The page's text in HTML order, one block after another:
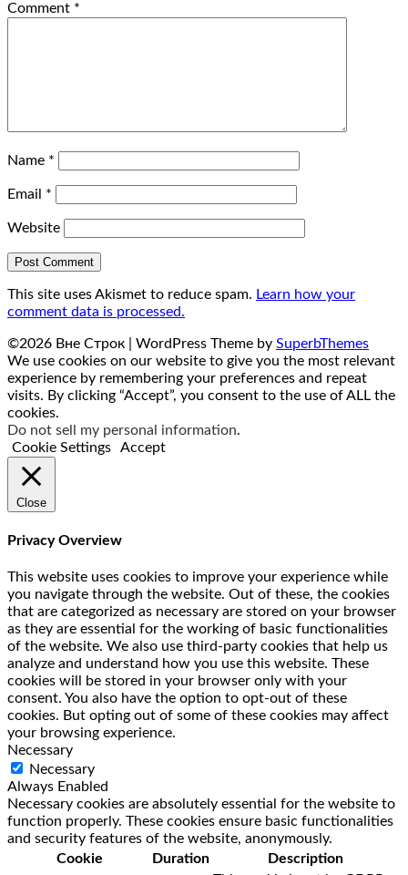
Comment *
Name *
Email *
Website
This site uses Akismet to reduce spam. Learn how your
comment data is processed.
©2026 Вне Строк | WordPress Theme by SuperbThemes
We use cookies on our website to give you the most relevant
experience by remembering your preferences and repeat
visits. By clicking “Accept”, you consent to the use of ALL the
cookies.
Do not sell my personal information.
Cookie Settings
Accept
Close
Privacy Overview
This website uses cookies to improve your experience while
you navigate through the website. Out of these, the cookies
that are categorized as necessary are stored on your browser
as they are essential for the working of basic functionalities
of the website. We also use third-party cookies that help us
analyze and understand how you use this website. These
cookies will be stored in your browser only with your
consent. You also have the option to opt-out of these
cookies. But opting out of some of these cookies may affect
your browsing experience.
Necessary
Necessary
Always Enabled
Necessary cookies are absolutely essential for the website to
function properly. These cookies ensure basic functionalities
and security features of the website, anonymously.
Cookie
Duration
Description